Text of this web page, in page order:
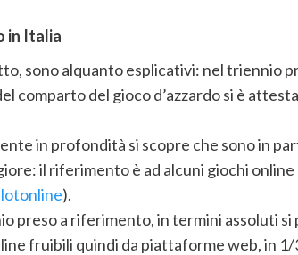
in Italia
sono alquanto esplicativi: nel triennio
comparto del gioco d’azzardo si è
in profondità si scopre che sono in
il riferimento è ad alcuni giochi
).
preso a riferimento, in termini assoluti
fruibili quindi da piattaforme web, in